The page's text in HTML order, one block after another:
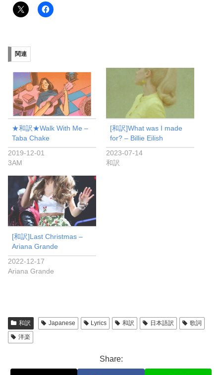
関連
★和訳★Walk With Me –
Taba Chake
2019-12-01
3AM
[和訳]What was I made
for? – Billie Eilish
2023-07-14
和訳
[和訳]Last Christmas –
Ariana Grande
2022-12-17
Ariana Grande
和訳 Japanese Lyrics 和訳 日本語訳
歌詞
洋楽
Share: